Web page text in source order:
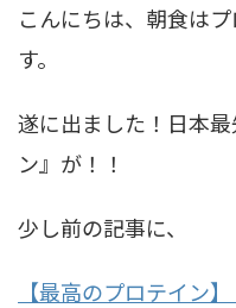
こんにちは、朝食は
す。
遂に出ました！日本
ン』が！！
少し前の記事に、
【最高のプロテイン